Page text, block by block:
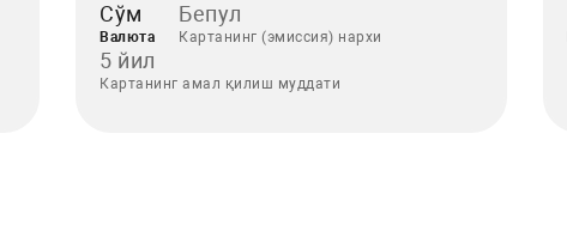
Сўм
Валюта
Бепул
Картанинг (эмиссия) нархи
5 йил
Картанинг амал қилиш муддати